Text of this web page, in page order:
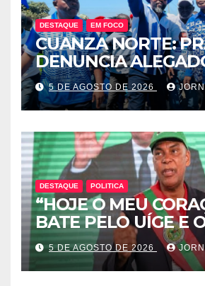
DESTAQUE EM FOCO
CUANZA NORTE:
DENUNCIA
ESQUEMA DE
POLÍTICA
PELO 1º
MPLA JOÃO DIOGO
5 DE AGOSTO DE 2026
DESTAQUE POLITICA
“HOJE O MEU
BATE PELO UÍGE E
UMA RIQUEZA QUE
PODE DESPERTAR
– DISSE ACJ
5 DE AGOSTO DE 2026